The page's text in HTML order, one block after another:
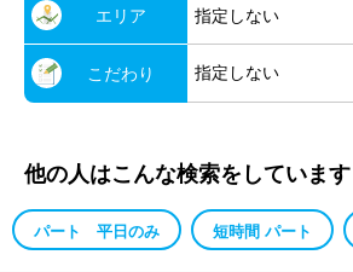
エリア 指定しない
こだわり 指定しない
他の人はこんな検索をしています
パート 平日のみ 短時間 パート